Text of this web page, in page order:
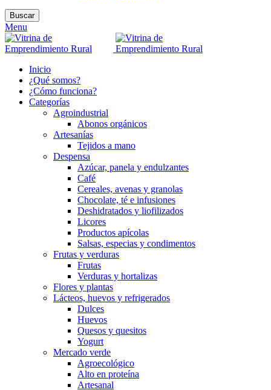
Buscar
Menu
Inicio
¿Qué somos?
¿Cómo funciona?
Categorías
Agroindustrial
Abonos orgánicos
Artesanías
Tejidos a mano
Despensa
Azúcar, panela y endulzantes
Café
Cereales, avenas y granolas
Chocolate, té e infusiones
Deshidratados y liofilizados
Licores
Productos apícolas
Salsas, especias y condimentos
Frutas y verduras
Frutas
Verduras y hortalizas
Flores y plantas
Lácteos, huevos y refrigerados
Dulces
Huevos
Quesos y quesitos
Yogurt
Mercado verde
Agroecológico
Alto en proteína
Artesanal